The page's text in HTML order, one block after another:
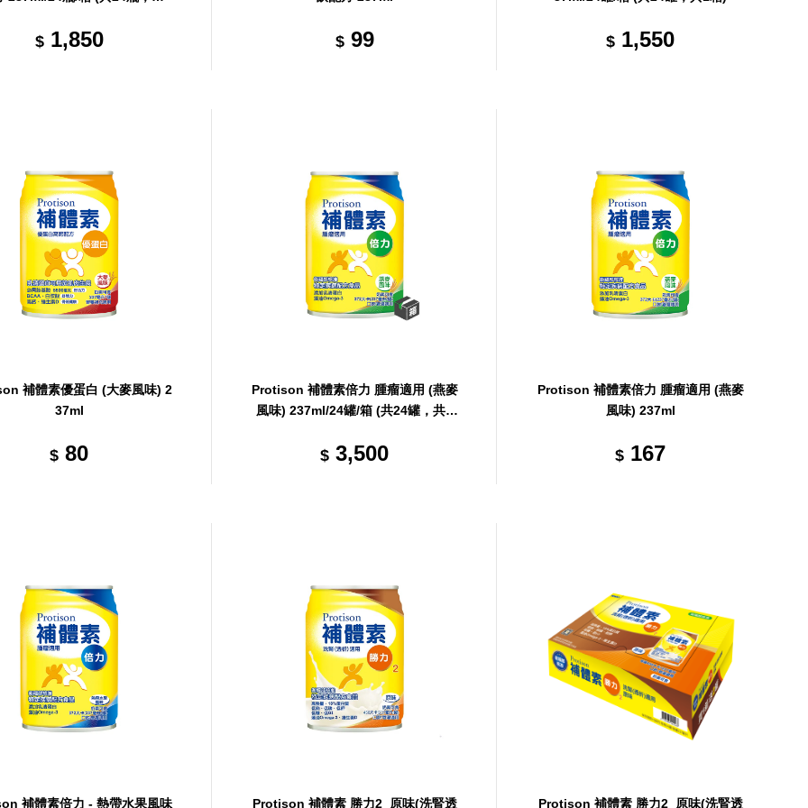
$1,850 $99 $ 1,550
補體素優蛋白 (大麥風味) 2
37ml
$ 80
Protison 補體素倍力 腫瘤適用 (燕麥
風味) 237ml/24罐/箱 (共24罐，共1
$ 3,500
Protison 補體素倍力 腫瘤適用 (燕麥
風味) 237ml
$ 167
補體素倍力 - 熱帶水果風味 Protison 補體素 勝力2_原味(洗腎透 Protison 補體素 勝力2_原味(洗腎透